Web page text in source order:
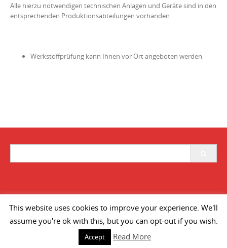
Alle hierzu notwendigen technischen Anlagen und Geräte sind in den
entsprechenden Produktionsabteilungen vorhanden.
Werkstoffprüfung kann Ihnen vor Ort angeboten werden
Impressum
AGB´s
Copyright © 2026 STV-Germany. All rights reserved.
This website uses cookies to improve your experience. We'll
assume you're ok with this, but you can opt-out if you wish.
Accept Read More